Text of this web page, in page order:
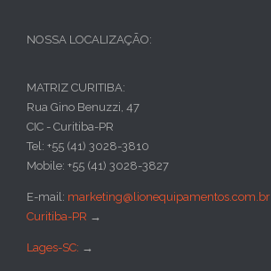
NOSSA LOCALIZAÇÃO:
MATRIZ CURITIBA:
Rua Gino Benuzzi, 47
CIC - Curitiba-PR
Tel: +55 (41) 3028-3810
Mobile: +55 (41) 3028-3827
E-mail: marketing@lionequipamentos.com.br
Curitiba-PR →
Lages-SC: →